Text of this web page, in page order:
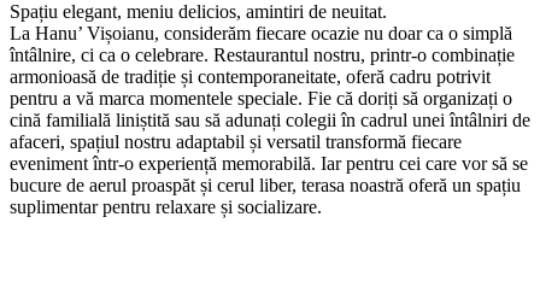
Spațiu elegant, meniu delicios, amintiri de neuitat.
La Hanu’ Vișoianu, considerăm fiecare ocazie nu doar ca o simplă
întâlnire, ci ca o celebrare. Restaurantul nostru, printr-o combinație
armonioasă de tradiție și contemporaneitate, oferă cadru potrivit
pentru a vă marca momentele speciale. Fie că doriți să organizați o
cină familială liniștită sau să adunați colegii în cadrul unei întâlniri de
afaceri, spațiul nostru adaptabil și versatil transformă fiecare
eveniment într-o experiență memorabilă. Iar pentru cei care vor să se
bucure de aerul proaspăt și cerul liber, terasa noastră oferă un spațiu
suplimentar pentru relaxare și socializare.